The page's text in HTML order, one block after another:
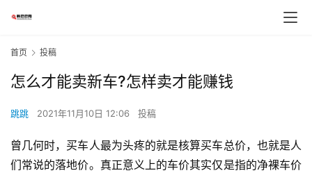
首页 投稿
怎么才能卖新车?怎样卖才能赚钱
跳跳 2021年11月10日 12:06 投稿
曾几何时，买车人最为头疼的就是核算买车总价，也就是人
们常说的落地价。真正意义上的车价其实仅是指的净裸车价